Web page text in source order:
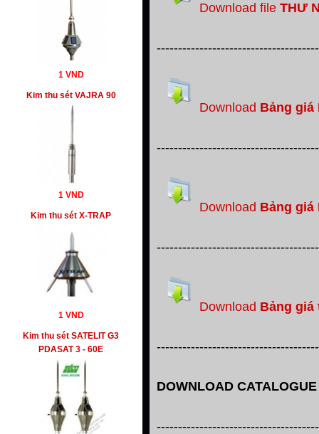
1 VND
Kim thu sét VAJRA 90
1 VND
Kim thu sét X-TRAP
1 VND
Kim thu sét SATELIT G3
PDASAT 3 - 60E
Download file THƯ
Download Bảng giá
Download Bảng giá
Download Bảng giá
DOWNLOAD